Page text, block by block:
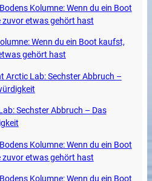
Kolumne: Wenn du ein Boot
zuvor etwas gehört hast
Wenn du ein Boot kaufst,
gehört hast
Arctic Lab: Sechster Abbruch –
Sechster Abbruch – Das
Kolumne: Wenn du ein Boot
zuvor etwas gehört hast
Kolumne: Wenn du ein Boot